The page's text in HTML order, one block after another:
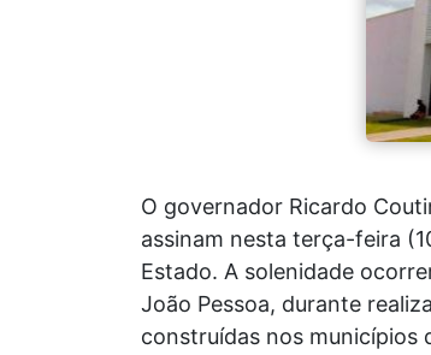
O governador Ricardo
assinam nesta terça-feira
Estado. A solenidade
João Pessoa, durante
construídas nos municípios